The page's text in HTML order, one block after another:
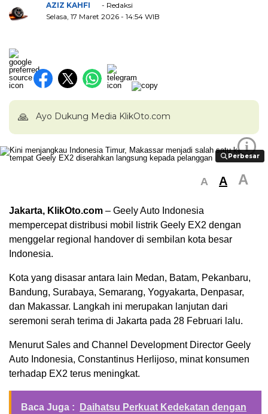
AZIZ KAHFI
- Redaksi
Selasa, 17 Maret 2026 - 14:54 WIB
🙏 Ayo Dukung Media KlikOto.com
Perbesar
Perbesar
i
A A A
Jakarta, KlikOto.com – Geely Auto Indonesia
mempercepat distribusi mobil listrik Geely EX2 dengan
menggelar regional handover di sembilan kota besar
Indonesia.
Kota yang disasar antara lain Medan, Batam, Pekanbaru,
Bandung, Surabaya, Semarang, Yogyakarta, Denpasar,
dan Makassar. Langkah ini merupakan lanjutan dari
seremoni serah terima di Jakarta pada 28 Februari lalu.
Menurut Sales and Channel Development Director Geely
Auto Indonesia, Constantinus Herlijoso, minat konsumen
terhadap EX2 terus meningkat.
Baca Juga :
Daihatsu Perkuat Kedekatan dengan